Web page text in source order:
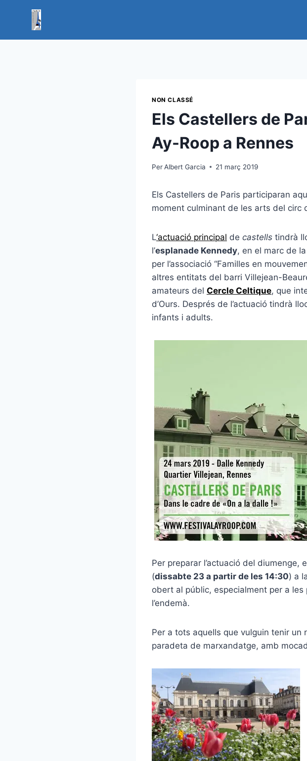
contingut
NON CLASSÉ
Els Castellers de
Ay-Roop a Rennes
PerAlbert Garcia 21 març 2019
Els Castellers de Paris participaran
moment culminant de les arts del circ
L‘actuació principal de castells tindrà
l’esplanade Kennedy, en el marc de
per l’associació “Familles en
altres entitats del barri Villejean-
amateurs del Cercle Celtique, que
d’Ours. Després de l’actuació tindrà
infants i adults.
Per preparar l’actuació del diumenge,
(dissabte 23 a partir de les 14:30) a
obert al públic, especialment per a
l’endemà.
Per a tots aquells que vulguin tenir un
paradeta de marxandatge, amb